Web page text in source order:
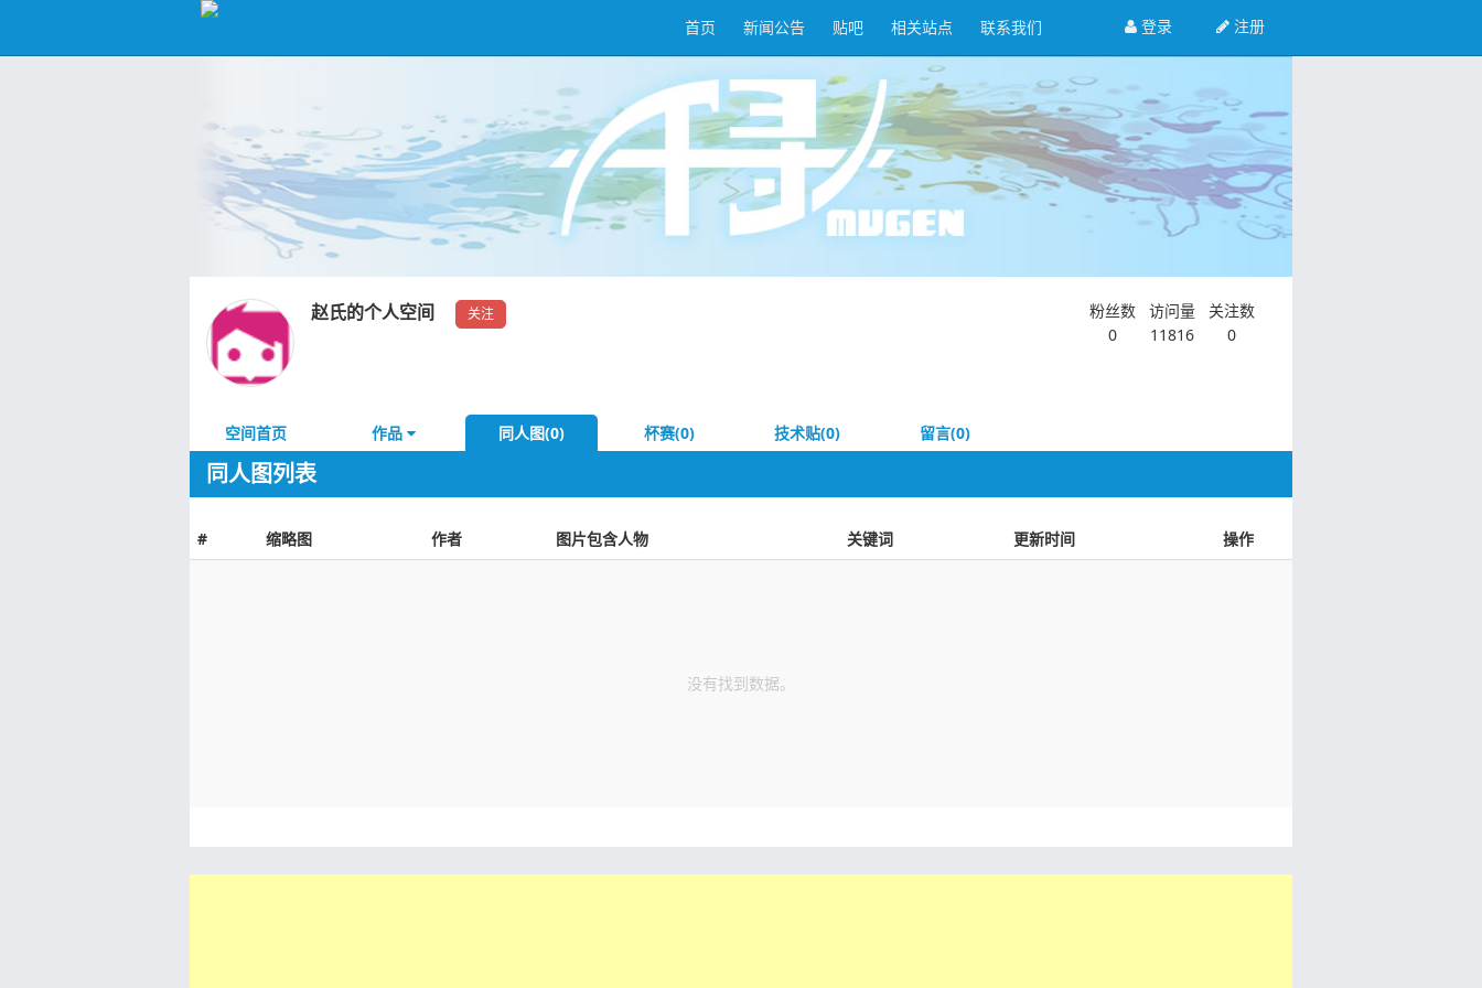
注册
登录
首页 新闻公告 贴吧 相关站点 联系我们
赵氏的个人空间 关注
粉丝数
0
访问量
11816
关注数
0
空间首页 作品 同人图(0) 杯赛(0) 技术贴(0) 留言(0)
同人图列表
# 缩略图 作者 图片包含人物 关键词 更新时间 操作
没有找到数据。